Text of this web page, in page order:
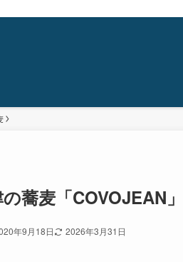
蕎麦「COVOJEAN」
年9月18日 2026年3月31日